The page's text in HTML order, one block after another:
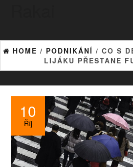
HOME / PODNIKÁNÍ / CO S
LIJÁKU PŘESTANE
10
Říj